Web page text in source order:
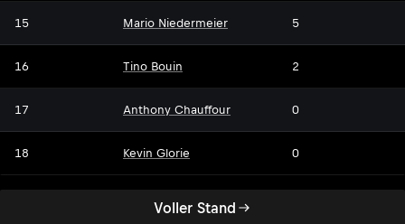
Voller Stand
15 Mario Niedermeier 5
16 Tino Bouin 2
17 Anthony Chauffour 0
18 Kevin Glorie 0